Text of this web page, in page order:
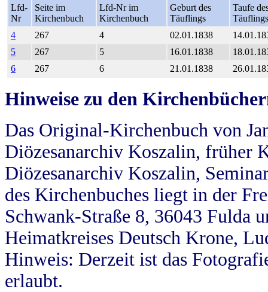
Lfd-
Nr
Seite im
Kirchenbuch
Lfd-Nr im
Kirchenbuch
Geburt des
Täuflings
Taufe
Täuflings
4
267 4 02.01.1838
5
267 5 16.01.1838
6
267 6 21.01.1838
Hinweise zu den
Das Original-Kirchenbuch von
Diözesanarchiv Koszalin, früher
Diözesanarchiv Koszalin,
des Kirchenbuches liegt in der
Schwank-Straße 8, 36043 Fulda
Heimatkreises Deutsch Krone,
Hinweis: Derzeit ist das
erlaubt.